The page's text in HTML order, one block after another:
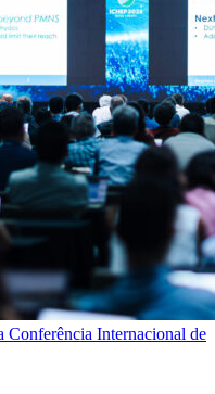
Conferência Internacional de